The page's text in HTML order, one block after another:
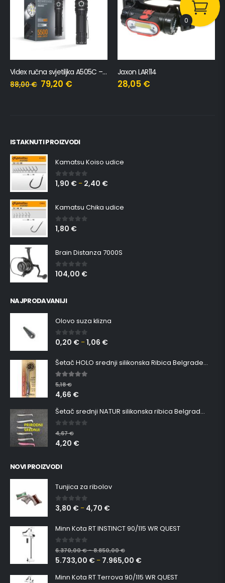
Videx ručna svjetiljka A505C – 5500Lm
88,00€ 79,20 €
Jaxon LAR114
28,05 €
ISTAKNUTI PROIZVODI
Kamatsu Koiso udice
0 out of 5
1,90 € – 2,40 €
Kamatsu Chika udice
0 out of 5
1,80 €
Brain Distanza 7000S
0out of 5
104,00 €
NAJPRODAVANIJI
Olovo suza klizna
0 out of 5
0,20 € –1,06 €
Šetač HOLO srednji silikonska Ribica Belgrade Walker
5.00out of 5
5,18€
4,66 €
Šetač srednji NATUR silikonska ribica Belgrade Walker
0 out of 5
4,67€
4,20 €
NOVI PROIZVODI
Tunjica za ribolov
0 out of 5
3,80 € – 4,70 €
Minn Kota RT INSTINCT 90/115 WR QUEST
0 out of 5
6.370,00€–8.850,00€
5.733,00 € – 7.965,00 €
Minn Kota RT Terrova 90/115 WR QUEST
0